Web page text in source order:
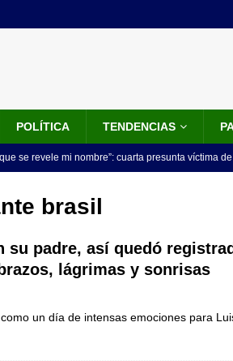
POLÍTICA TENDENCIAS
se revele mi nombre”: cuarta presunta víctima
acusó a hombre que habría intentado
accidente de tránsito JUDICIALES
tres denunciantes entregan los detalles
Vargas
examen toxicológico a exdirectora del Dapre
brasil
su padre, así quedó
lágrimas y sonrisas
un día de intensas emociones para